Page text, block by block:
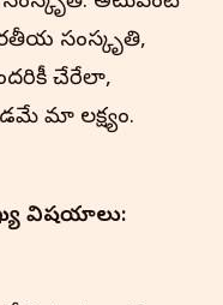
సంస్కృతి,
చేరేలా,
మా లక్ష్యం.
విషయాలు: